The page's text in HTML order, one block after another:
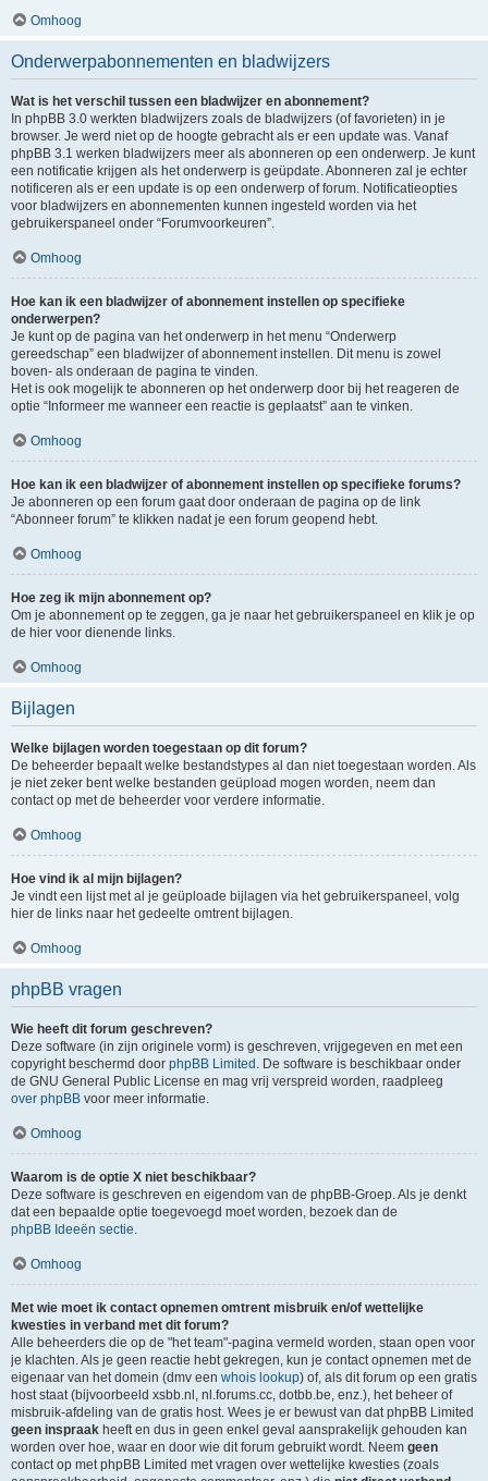
Omhoog
Onderwerpabonnementen en bladwijzers
Wat is het verschil tussen een bladwijzer en abonnement?
In phpBB 3.0 werkten bladwijzers zoals de bladwijzers (of favorieten) in je
browser. Je werd niet op de hoogte gebracht als er een update was. Vanaf
phpBB 3.1 werken bladwijzers meer als abonneren op een onderwerp. Je kunt
een notificatie krijgen als het onderwerp is geüpdate. Abonneren zal je echter
notificeren als er een update is op een onderwerp of forum. Notificatieopties
voor bladwijzers en abonnementen kunnen ingesteld worden via het
gebruikerspaneel onder “Forumvoorkeuren”.
Omhoog
Hoe kan ik een bladwijzer of abonnement instellen op specifieke
onderwerpen?
Je kunt op de pagina van het onderwerp in het menu “Onderwerp
gereedschap” een bladwijzer of abonnement instellen. Dit menu is zowel
boven- als onderaan de pagina te vinden.
Het is ook mogelijk te abonneren op het onderwerp door bij het reageren de
optie “Informeer me wanneer een reactie is geplaatst” aan te vinken.
Omhoog
Hoe kan ik een bladwijzer of abonnement instellen op specifieke forums?
Je abonneren op een forum gaat door onderaan de pagina op de link
“Abonneer forum” te klikken nadat je een forum geopend hebt.
Omhoog
Hoe zeg ik mijn abonnement op?
Om je abonnement op te zeggen, ga je naar het gebruikerspaneel en klik je op
de hier voor dienende links.
Omhoog
Bijlagen
Welke bijlagen worden toegestaan op dit forum?
De beheerder bepaalt welke bestandstypes al dan niet toegestaan worden. Als
je niet zeker bent welke bestanden geüpload mogen worden, neem dan
contact op met de beheerder voor verdere informatie.
Omhoog
Hoe vind ik al mijn bijlagen?
Je vindt een lijst met al je geüploade bijlagen via het gebruikerspaneel, volg
hier de links naar het gedeelte omtrent bijlagen.
Omhoog
phpBB vragen
Wie heeft dit forum geschreven?
Deze software (in zijn originele vorm) is geschreven, vrijgegeven en met een
copyright beschermd door phpBB Limited . De software is beschikbaar onder
de GNU General Public License en mag vrij verspreid worden, raadpleeg
over phpBB voor meer informatie.
Omhoog
Waarom is de optie X niet beschikbaar?
Deze software is geschreven en eigendom van de phpBB-Groep. Als je denkt
dat een bepaalde optie toegevoegd moet worden, bezoek dan de
phpBB Ideeën sectie.
Omhoog
Met wie moet ik contact opnemen omtrent misbruik en/of wettelijke
kwesties in verband met dit forum?
Alle beheerders die op de "het team"-pagina vermeld worden, staan open voor
je klachten. Als je geen reactie hebt gekregen, kun je contact opnemen met de
eigenaar van het domein (dmv een whois lookup) of, als dit forum op een gratis
host staat (bijvoorbeeld xsbb.nl, nl.forums.cc, dotbb.be, enz.), het beheer of
misbruik-afdeling van de gratis host. Wees je er bewust van dat phpBB Limited
geen inspraak heeft en dus in geen enkel geval aansprakelijk gehouden kan
worden over hoe, waar en door wie dit forum gebruikt wordt. Neem geen
contact op met phpBB Limited met vragen over wettelijke kwesties (zoals